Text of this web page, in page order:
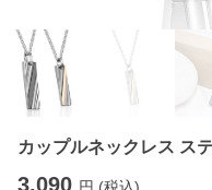
カップルネックレス ス
3,090